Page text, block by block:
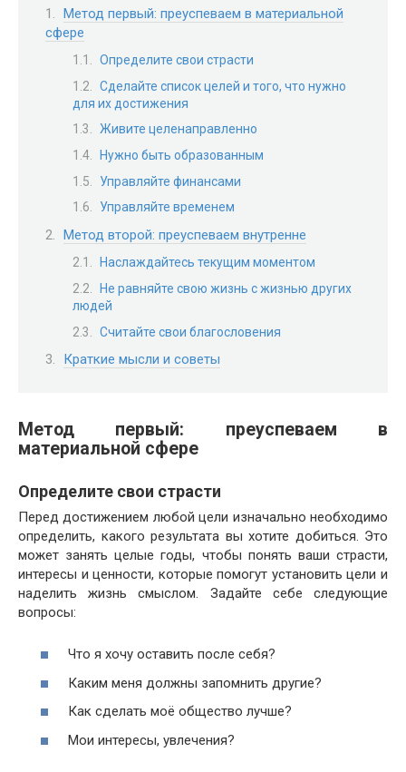
Метод первый: преуспеваем в материальной
сфере
Определите свои страсти
Сделайте список целей и того, что нужно
для их достижения
Живите целенаправленно
Нужно быть образованным
Управляйте финансами
Управляйте временем
Метод второй: преуспеваем внутренне
Наслаждайтесь текущим моментом
Не равняйте свою жизнь с жизнью других
людей
Считайте свои благословения
Краткие мысли и советы
Метод первый: преуспеваем в
материальной сфере
Определите свои страсти
Перед достижением любой цели изначально необходимо
определить, какого результата вы хотите добиться. Это
может занять целые годы, чтобы понять ваши страсти,
интересы и ценности, которые помогут установить цели и
наделить жизнь смыслом. Задайте себе следующие
вопросы:
Что я хочу оставить после себя?
Каким меня должны запомнить другие?
Как сделать моё общество лучше?
Мои интересы, увлечения?